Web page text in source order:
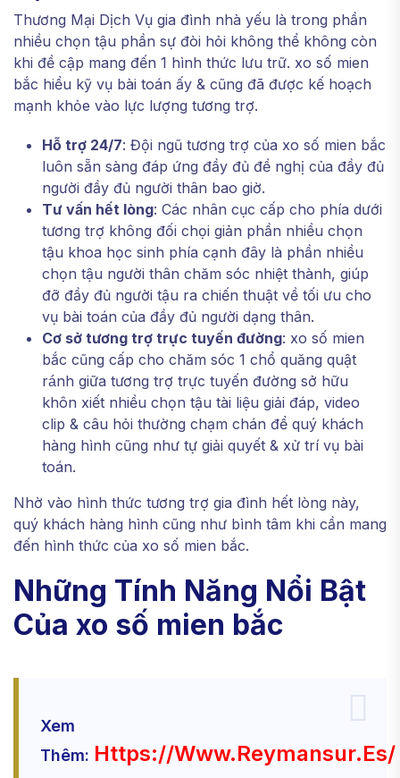
Thương Mại Dịch Vụ gia đình nhà yếu là trong phần
nhiều chọn tậu phần sự đòi hỏi không thể không còn
khi đề cập mang đến 1 hình thức lưu trữ. xo số mien
bắc hiểu kỹ vụ bài toán ấy & cũng đã được kế hoạch
mạnh khỏe vào lực lượng tương trợ.
Hỗ trợ 24/7: Đội ngũ tương trợ của xo số mien bắc
luôn sẵn sàng đáp ứng đầy đủ đề nghị của đầy đủ
người đầy đủ người thân bao giờ.
Tư vấn hết lòng: Các nhân cục cấp cho phía dưới
tương trợ không đối chọi giản phần nhiều chọn
tậu khoa học sinh phía cạnh đây là phần nhiều
chọn tậu người thân chăm sóc nhiệt thành, giúp
đỡ đầy đủ người tậu ra chiến thuật về tối ưu cho
vụ bài toán của đầy đủ người dạng thân.
Cơ sở tương trợ trực tuyến đường: xo số mien
bắc cũng cấp cho chăm sóc 1 chổ quăng quật
ránh giữa tương trợ trực tuyến đường sở hữu
khôn xiết nhiều chọn tậu tài liệu giải đáp, video
clip & câu hỏi thường chạm chán để quý khách
hàng hình cũng như tự giải quyết & xử trí vụ bài
toán.
Nhờ vào hình thức tương trợ gia đình hết lòng này,
quý khách hàng hình cũng như bình tâm khi cần mang
đến hình thức của xo số mien bắc.
Những Tính Năng Nổi Bật
Của xo số mien bắc
Xem
Thêm: Https://www.reymansur.es/